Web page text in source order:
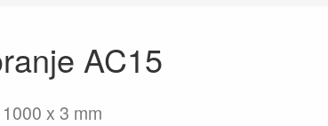
AC15
x 3 mm